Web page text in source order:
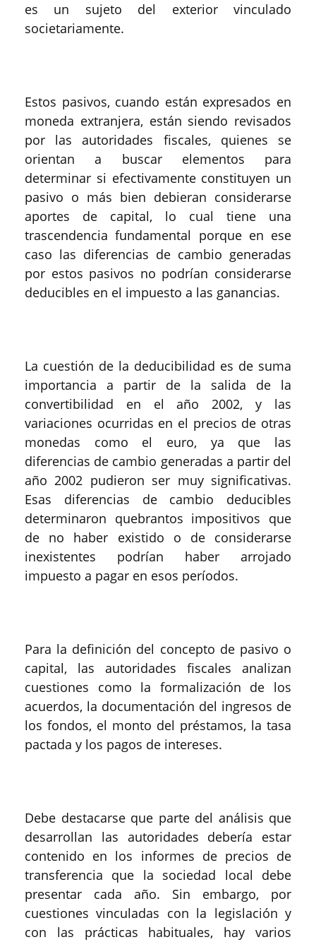
es un sujeto del exterior vinculado
societariamente.
Estos pasivos, cuando están expresados en
moneda extranjera, están siendo revisados
por las autoridades fiscales, quienes se
orientan a buscar elementos para
determinar si efectivamente constituyen un
pasivo o más bien debieran considerarse
aportes de capital, lo cual tiene una
trascendencia fundamental porque en ese
caso las diferencias de cambio generadas
por estos pasivos no podrían considerarse
deducibles en el impuesto a las ganancias.
La cuestión de la deducibilidad es de suma
importancia a partir de la salida de la
convertibilidad en el año 2002, y las
variaciones ocurridas en el precios de otras
monedas como el euro, ya que las
diferencias de cambio generadas a partir del
año 2002 pudieron ser muy significativas.
Esas diferencias de cambio deducibles
determinaron quebrantos impositivos que
de no haber existido o de considerarse
inexistentes podrían haber arrojado
impuesto a pagar en esos períodos.
Para la definición del concepto de pasivo o
capital, las autoridades fiscales analizan
cuestiones como la formalización de los
acuerdos, la documentación del ingresos de
los fondos, el monto del préstamos, la tasa
pactada y los pagos de intereses.
Debe destacarse que parte del análisis que
desarrollan las autoridades debería estar
contenido en los informes de precios de
transferencia que la sociedad local debe
presentar cada año. Sin embargo, por
cuestiones vinculadas con la legislación y
con las prácticas habituales, hay varios